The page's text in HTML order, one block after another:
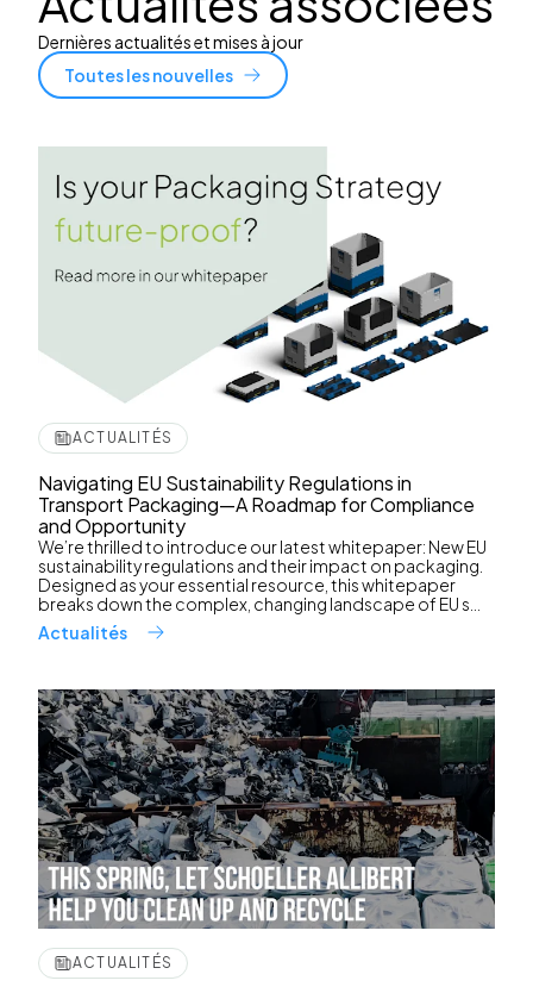
Dernières actualités et mises à jour
Toutes les nouvelles
ACTUALITÉS
Navigating EU Sustainability Regulations in
Transport Packaging—A Roadmap for Compliance
and Opportunity
We’re thrilled to introduce our latest whitepaper: New EU
sustainability regulations and their impact on packaging.
Designed as your essential resource, this whitepaper
breaks down the complex, changing landscape of EU s...
Actualités
ACTUALITÉS